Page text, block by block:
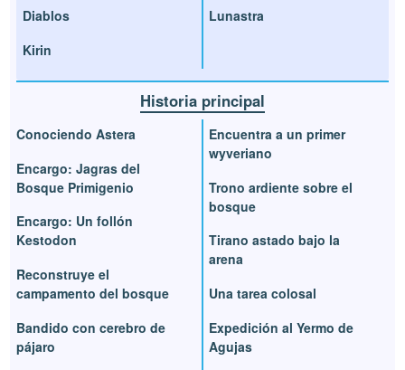
Diablos
Kirin
Lunastra
Historia principal
Conociendo Astera
Encargo: Jagras del
Bosque Primigenio
Encargo: Un follón
Kestodon
Reconstruye el
campamento del bosque
Bandido con cerebro de
pájaro
Encuentra a un primer
wyveriano
Trono ardiente sobre el
bosque
Tirano astado bajo la
arena
Una tarea colosal
Expedición al Yermo de
Agujas